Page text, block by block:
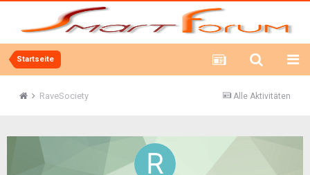
Startseite
Alle Aktivitäten
RaveSociety